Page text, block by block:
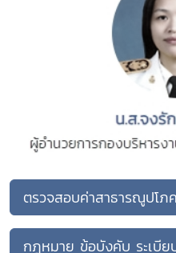
ตรวจสอบค่าสาธารณูปโภค
กฎหมาย ข้อบังคับ ระเบีย